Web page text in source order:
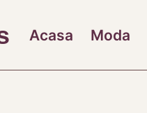
Acasa Moda